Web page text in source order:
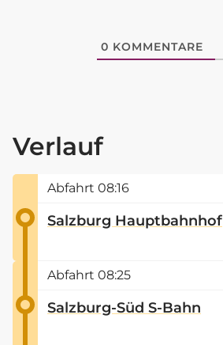
0 KOMMENTARE
Verlauf
Abfahrt 08:16
Salzburg Hauptbahnhof
Abfahrt 08:25
Salzburg-Süd S-Bahn